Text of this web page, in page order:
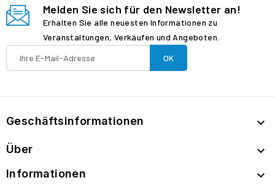
Melden Sie sich für den Newsletter an!
Erhalten Sie alle neuesten Informationen zu
Veranstaltungen, Verkäufen und Angeboten.
Geschäftsinformationen 
Über 
Informationen 